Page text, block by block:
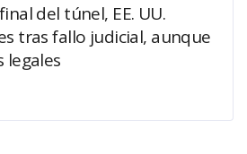
del túnel, EE. UU.
tras fallo judicial, aunque
legales